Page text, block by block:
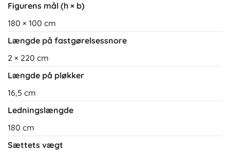
Figurens mål (h × b)
180 × 100 cm
Længde på fastgørelsessnore
2 × 220 cm
Længde på pløkker
16,5 cm
Ledningslængde
180 cm
Sættets vægt